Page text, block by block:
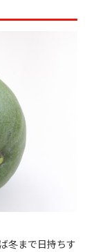
冬まで日持ちす